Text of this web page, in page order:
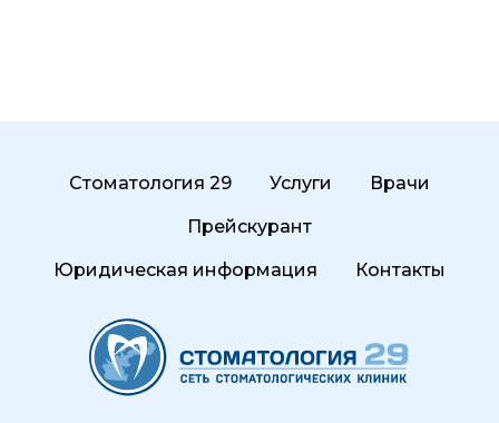
Стоматология 29 Услуги Врачи
Прейскурант
Юридическая информация Контакты